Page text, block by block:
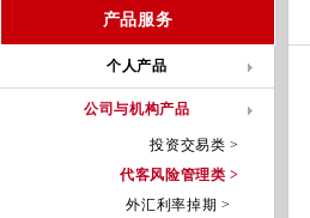
产品服务
个人产品
公司与机构产品
投资交易类 >
代客风险管理类 >
外汇利率掉期 >